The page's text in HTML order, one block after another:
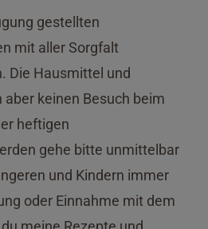
gestellten
mit aller Sorgfalt
Die Hausmittel und
keinen Besuch beim
heftigen
gehe bitte unmittelbar
und Kindern immer
oder Einnahme mit dem